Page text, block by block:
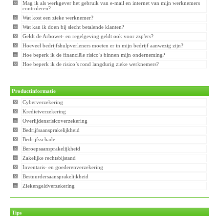
Mag ik als werkgever het gebruik van e-mail en internet van mijn werknemers
controleren?
Wat kost een zieke werknemer?
Wat kan ik doen bij slecht betalende klanten?
Geldt de Arbowet- en regelgeving geldt ook voor zzp'ers?
Hoeveel bedrijfshulpverleners moeten er in mijn bedrijf aanwezig zijn?
Hoe beperk ik de financiële risico’s binnen mijn onderneming?
Hoe beperk ik de risico’s rond langdurig zieke werknemers?
Productinformatie
Cyberverzekering
Kredietverzekering
Overlijdensrisicoverzekering
Bedrijfsaansprakelijkheid
Bedrijfsschade
Beroepsaansprakelijkheid
Zakelijke rechtsbijstand
Inventaris- en goederenverzekering
Bestuurdersaansprakelijkheid
Ziekengeldverzekering
Tips